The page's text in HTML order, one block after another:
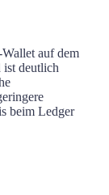
auf dem
deutlich
beim Ledger